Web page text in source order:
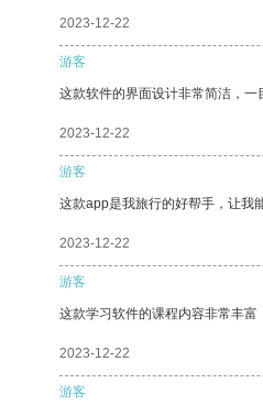
2023-12-22
游客
这款软件的界面设计非常简洁，一
2023-12-22
游客
这款app是我旅行的好帮手，让我
2023-12-22
游客
这款学习软件的课程内容非常丰富
2023-12-22
游客